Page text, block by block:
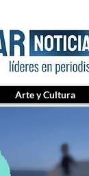
Arte y Cultura